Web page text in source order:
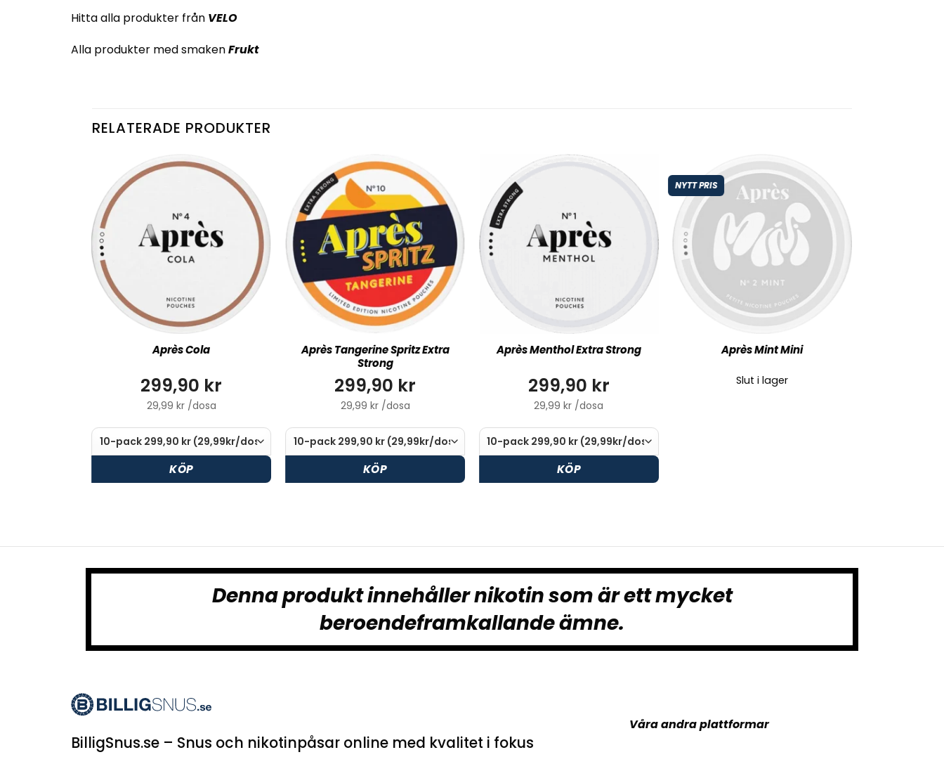
Hitta alla produkter från VELO
Alla produkter med smakenFrukt
RELATERADE PRODUKTER
Après Cola
299,90 kr
29,99 kr /dosa
KÖP
Après Tangerine Spritz Extra
Strong
299,90 kr
29,99 kr /dosa
KÖP
Après Menthol Extra Strong
299,90 kr
29,99 kr /dosa
KÖP
NYTT PRIS
Après Mint Mini
Slut i lager
Denna produkt innehåller nikotin som är ett mycket
beroendeframkallande ämne.
BilligSnus.se – Snus och nikotinpåsar online med kvalitet i fokus
Våra andra plattformar